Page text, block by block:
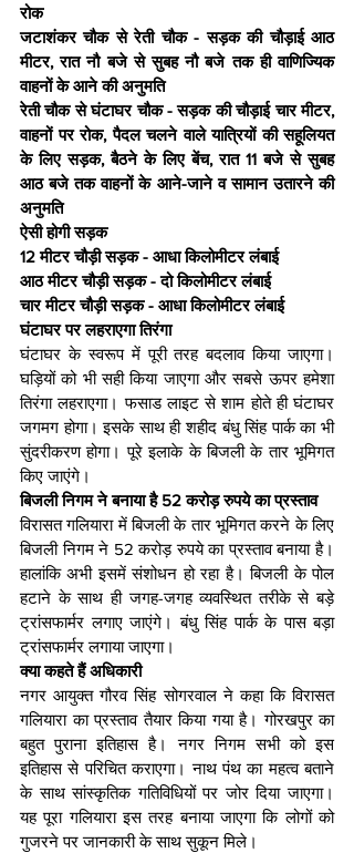
रोक
जटाशंकर चौक से रेती चौक - सड़क की चौड़ाई आठ
मीटर, रात नौ बजे से सुबह नौ बजे तक ही वाणिज्यिक
वाहनों के आने की अनुमति
रेती चौक से घंटाघर चौक - सड़क की चौड़ाई चार मीटर,
वाहनों पर रोक, पैदल चलने वाले यात्रियों की सहूलियत
के लिए सड़क, बैठने के लिए बेंच, रात 11 बजे से सुबह
आठ बजे तक वाहनों के आने-जाने व सामान उतारने की
अनुमति
ऐसी होगी सड़क
12 मीटर चौड़ी सड़क - आधा किलोमीटर लंबाई
आठ मीटर चौड़ी सड़क - दो किलोमीटर लंबाई
चार मीटर चौड़ी सड़क - आधा किलोमीटर लंबाई
घंटाघर पर लहराएगा तिरंगा
घंटाघर के स्वरूप में पूरी तरह बदलाव किया जाएगा।
घड़ियों को भी सही किया जाएगा और सबसे ऊपर हमेशा
तिरंगा लहराएगा। फसाड लाइट से शाम होते ही घंटाघर
जगमग होगा। इसके साथ ही शहीद बंधु सिंह पार्क का भी
सुंदरीकरण होगा। पूरे इलाके के बिजली के तार भूमिगत
किए जाएंगे।
बिजली निगम ने बनाया है 52 करोड़ रुपये का प्रस्ताव
विरासत गलियारा में बिजली के तार भूमिगत करने के लिए
बिजली निगम ने 52 करोड़ रुपये का प्रस्ताव बनाया है।
हालांकि अभी इसमें संशोधन हो रहा है। बिजली के पोल
हटाने के साथ ही जगह-जगह व्यवस्थित तरीके से बड़े
ट्रांसफार्मर लगाए जाएंगे। बंधु सिंह पार्क के पास बड़ा
ट्रांसफार्मर लगाया जाएगा।
क्या कहते हैं अधिकारी
नगर आयुक्त गौरव सिंह सोगरवाल ने कहा कि विरासत
गलियारा का प्रस्ताव तैयार किया गया है। गोरखपुर का
बहुत पुराना इतिहास है। नगर निगम सभी को इस
इतिहास से परिचित कराएगा। नाथ पंथ का महत्व बताने
के साथ सांस्कृतिक गतिविधियों पर जोर दिया जाएगा।
यह पूरा गलियारा इस तरह बनाया जाएगा कि लोगों को
गुजरने पर जानकारी के साथ सुकून मिले।